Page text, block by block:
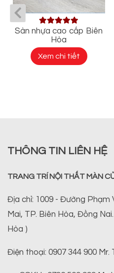
Sàn nhựa cao cấp Biên
Hòa
Xem chi tiết
THÔNG TIN LIÊN HỆ
TRANG TRÍ NỘI THẤT MÀN
Địa chỉ: 1009 - Đường Phạm
Mai, TP. Biên Hòa, Đồng
Hòa )
Điện thoại: 0907 344 900 Mr.